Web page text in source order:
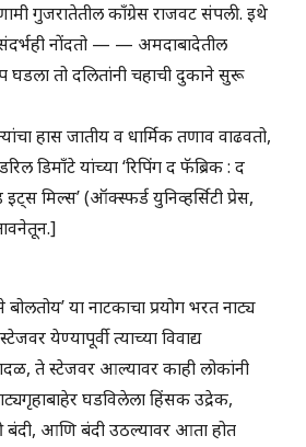
गुजरातेतील काँग्रेस राजवट संपली. इथे
संदर्भही नोंदतो — — अमदाबादेतील
घडला तो दलितांनी चहाची दुकाने सुरू
हास जातीय व धार्मिक तणाव वाढवतो,
डिमाँटे यांच्या ‘रिपिंग द फॅब्रिक : द
मिल्स’ (ऑक्स्फर्ड युनिव्हर्सिटी प्रेस,
या नाटकाचा प्रयोग भरत नाट्य
येण्यापूर्वी त्याच्या विवाद्य
ते स्टेजवर आल्यावर काही लोकांनी
घडविलेला हिंसक उद्रेक,
बंदी, आणि बंदी उठल्यावर आता होत